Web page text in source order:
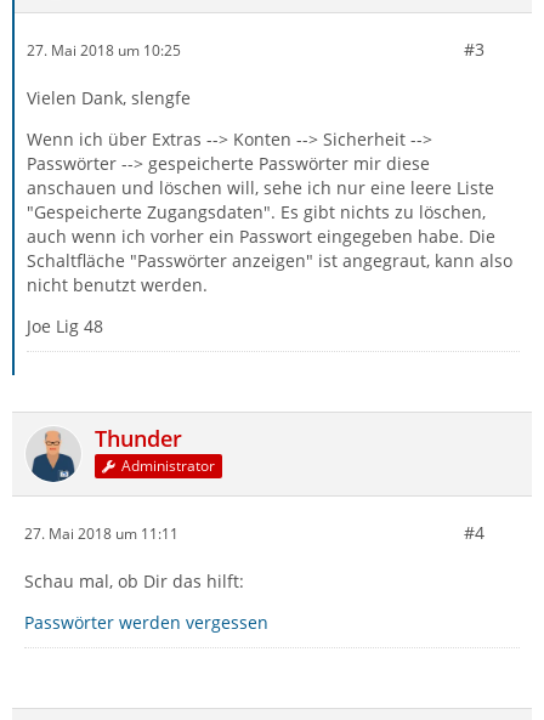
27. Mai 2018 um 10:25 #3
Vielen Dank, slengfe
Wenn ich über Extras --> Konten --> Sicherheit -->
Passwörter --> gespeicherte Passwörter mir diese
anschauen und löschen will, sehe ich nur eine leere Liste
"Gespeicherte Zugangsdaten". Es gibt nichts zu löschen,
auch wenn ich vorher ein Passwort eingegeben habe. Die
Schaltfläche "Passwörter anzeigen" ist angegraut, kann also
nicht benutzt werden.
Joe Lig 48
Thunder
Administrator
27. Mai 2018 um 11:11 #4
Schau mal, ob Dir das hilft:
Passwörter werden vergessen